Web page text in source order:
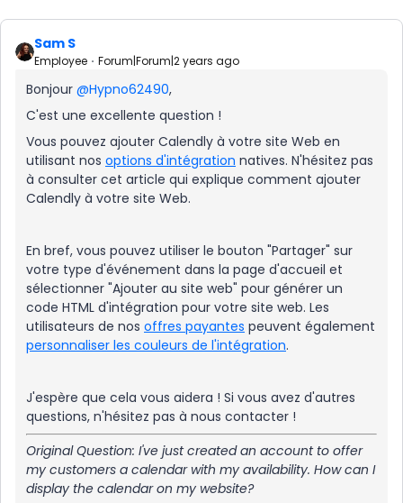
Sam S
Employee Forum|Forum|2 years ago
Bonjour @Hypno62490,
C'est une excellente question !
Vous pouvez ajouter Calendly à votre site Web en
utilisant nos options d'intégration natives. N'hésitez pas
à consulter cet article qui explique comment ajouter
Calendly à votre site Web.
En bref, vous pouvez utiliser le bouton "Partager" sur
votre type d'événement dans la page d'accueil et
sélectionner "Ajouter au site web" pour générer un
code HTML d'intégration pour votre site web. Les
utilisateurs de nos offres payantes peuvent également
personnaliser les couleurs de l'intégration.
J'espère que cela vous aidera ! Si vous avez d'autres
questions, n'hésitez pas à nous contacter !
Original Question: I've just created an account to offer
my customers a calendar with my availability. How can I
display the calendar on my website?